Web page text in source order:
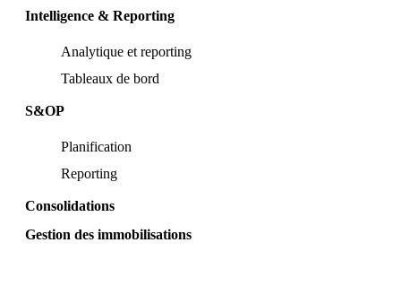
Intelligence & Reporting
Analytique et reporting
Tableaux de bord
S&OP
Planification
Reporting
Consolidations
Gestion des immobilisations